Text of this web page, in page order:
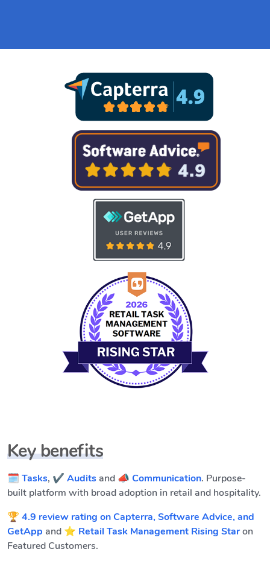
Key benefits
🗓️ Tasks, ✔️ Audits and 📣 Communication. Purpose-
built platform with broad adoption in retail and hospitality.
🏆 4.9 review rating on Capterra, Software Advice, and
GetApp and ⭐ Retail Task Management Rising Staron
Featured Customers.